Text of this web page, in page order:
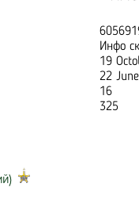
Инфо
19
22
16
325